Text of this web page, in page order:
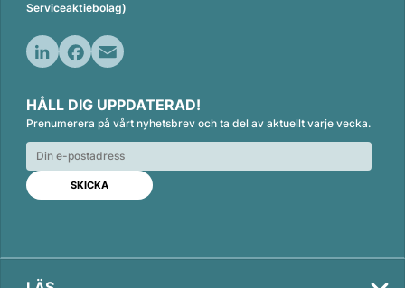
Serviceaktiebolag)
n
k
e
d
n
c
e
b
o
o
k
a
i
l
HÅLL DIG UPPDATERAD!
Prenumerera på vårt nyhetsbrev och ta del av aktuellt varje vecka.